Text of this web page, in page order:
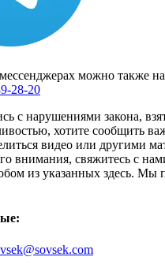
можно также
28-20
с нарушениями закона,
хотите сообщить
видео или другими
внимания, свяжитесь с
из указанных здесь. Мы